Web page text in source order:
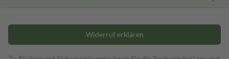
Widerruf erklären